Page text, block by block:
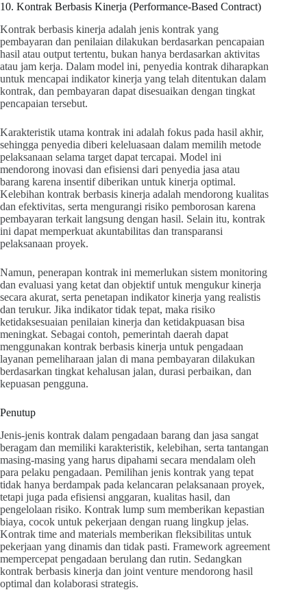
10. Kontrak Berbasis Kinerja (Performance-Based Contract)
Kontrak berbasis kinerja adalah jenis kontrak yang
pembayaran dan penilaian dilakukan berdasarkan pencapaian
hasil atau output tertentu, bukan hanya berdasarkan aktivitas
atau jam kerja. Dalam model ini, penyedia kontrak diharapkan
untuk mencapai indikator kinerja yang telah ditentukan dalam
kontrak, dan pembayaran dapat disesuaikan dengan tingkat
pencapaian tersebut.
Karakteristik utama kontrak ini adalah fokus pada hasil akhir,
sehingga penyedia diberi keleluasaan dalam memilih metode
pelaksanaan selama target dapat tercapai. Model ini
mendorong inovasi dan efisiensi dari penyedia jasa atau
barang karena insentif diberikan untuk kinerja optimal.
Kelebihan kontrak berbasis kinerja adalah mendorong kualitas
dan efektivitas, serta mengurangi risiko pemborosan karena
pembayaran terkait langsung dengan hasil. Selain itu, kontrak
ini dapat memperkuat akuntabilitas dan transparansi
pelaksanaan proyek.
Namun, penerapan kontrak ini memerlukan sistem monitoring
dan evaluasi yang ketat dan objektif untuk mengukur kinerja
secara akurat, serta penetapan indikator kinerja yang realistis
dan terukur. Jika indikator tidak tepat, maka risiko
ketidaksesuaian penilaian kinerja dan ketidakpuasan bisa
meningkat. Sebagai contoh, pemerintah daerah dapat
menggunakan kontrak berbasis kinerja untuk pengadaan
layanan pemeliharaan jalan di mana pembayaran dilakukan
berdasarkan tingkat kehalusan jalan, durasi perbaikan, dan
kepuasan pengguna.
Penutup
Jenis-jenis kontrak dalam pengadaan barang dan jasa sangat
beragam dan memiliki karakteristik, kelebihan, serta tantangan
masing-masing yang harus dipahami secara mendalam oleh
para pelaku pengadaan. Pemilihan jenis kontrak yang tepat
tidak hanya berdampak pada kelancaran pelaksanaan proyek,
tetapi juga pada efisiensi anggaran, kualitas hasil, dan
pengelolaan risiko. Kontrak lump sum memberikan kepastian
biaya, cocok untuk pekerjaan dengan ruang lingkup jelas.
Kontrak time and materials memberikan fleksibilitas untuk
pekerjaan yang dinamis dan tidak pasti. Framework agreement
mempercepat pengadaan berulang dan rutin. Sedangkan
kontrak berbasis kinerja dan joint venture mendorong hasil
optimal dan kolaborasi strategis.